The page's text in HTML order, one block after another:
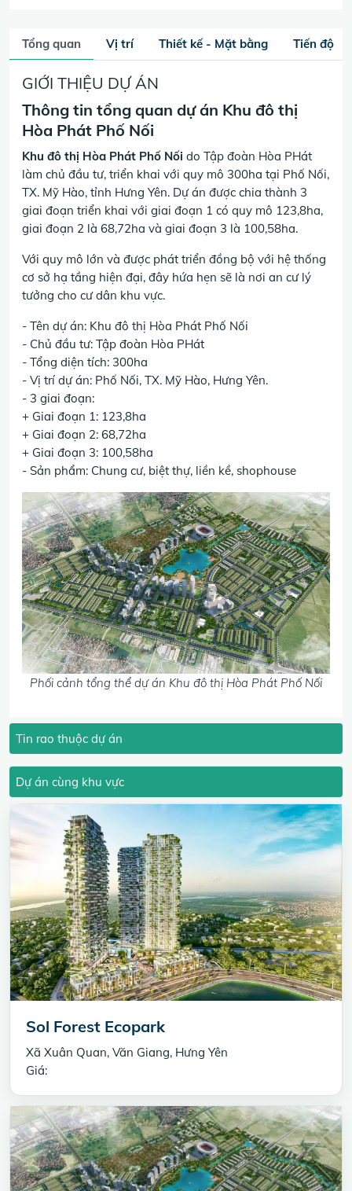
Tổng quan Vị trí Thiết kế - Mặt bằng Tiến độ
GIỚI THIỆU DỰ ÁN
Thông tin tổng quan dự án Khu đô thị
Hòa Phát Phố Nối
Khu đô thị Hòa Phát Phố Nối do Tập đoàn Hòa PHát
làm chủ đầu tư, triển khai với quy mô 300ha tại Phố Nối,
TX. Mỹ Hào, tỉnh Hưng Yên. Dự án được chia thành 3
giai đoạn triển khai với giai đoạn 1 có quy mô 123,8ha,
giai đoạn 2 là 68,72ha và giai đoạn 3 là 100,58ha.
Với quy mô lớn và được phát triển đồng bộ với hệ thống
cơ sở hạ tầng hiện đại, đây hứa hẹn sẽ là nơi an cư lý
tưởng cho cư dân khu vực.
- Tên dự án: Khu đô thị Hòa Phát Phố Nối
- Chủ đầu tư: Tập đoàn Hòa PHát
- Tổng diện tích: 300ha
- Vị trí dự án: Phố Nối, TX. Mỹ Hào, Hưng Yên.
- 3 giai đoạn:
+ Giai đoạn 1: 123,8ha
+ Giai đoạn 2: 68,72ha
+ Giai đoạn 3: 100,58ha
- Sản phẩm: Chung cư, biệt thự, liền kề, shophouse
Phối cảnh tổng thể dự án Khu đô thị Hòa Phát Phố Nối
Tin rao thuộc dự án
Dự án cùng khu vực
Sol Forest Ecopark
Xã Xuân Quan, Văn Giang, Hưng Yên
Giá: